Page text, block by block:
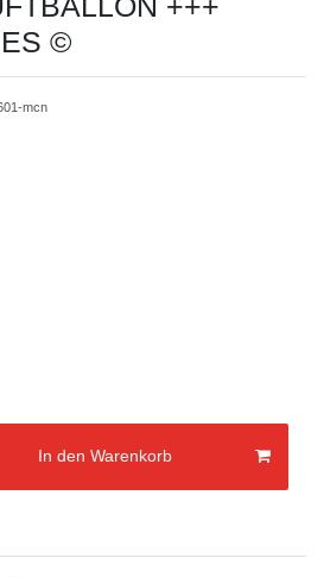
©
mcn
In den Warenkorb